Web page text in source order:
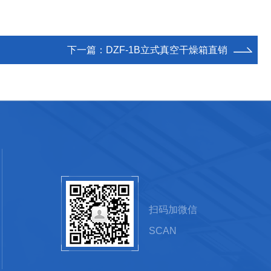
下一篇： DZF-1B立式真空干燥箱直销
扫码加微信
SCAN